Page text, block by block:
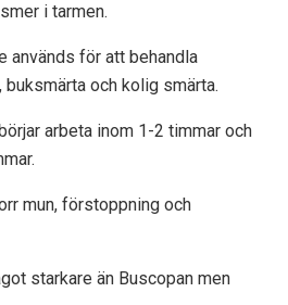
i tarmen.
används för att behandla
och kolig smärta.
arbeta inom 1-2 timmar och
mun, förstoppning och
starkare än Buscopan men